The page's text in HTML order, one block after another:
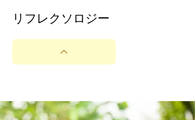
​リフレクソロジー